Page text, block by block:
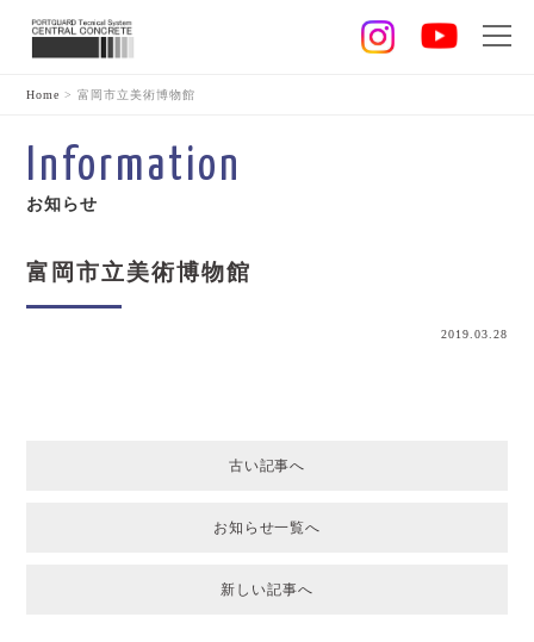
Home >富岡市立美術博物館
Information
お知らせ
富岡市立美術博物館
2019.03.28
古い記事へ
お知らせ一覧へ
新しい記事へ